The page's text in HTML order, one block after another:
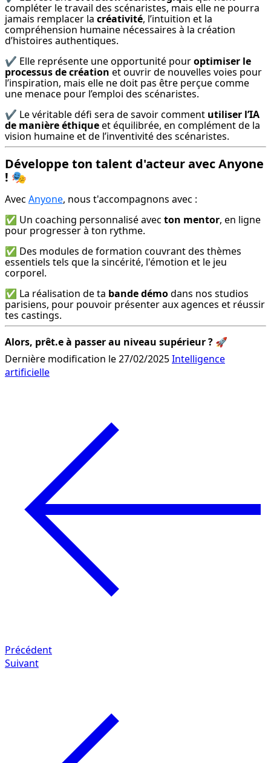
compléter le travail des scénaristes, mais elle ne pourra
jamais remplacer la créativité, l’intuition et la
compréhension humaine nécessaires à la création
d’histoires authentiques.
✔️ Elle représente une opportunité pour optimiser le
processus de création et ouvrir de nouvelles voies pour
l’inspiration, mais elle ne doit pas être perçue comme
une menace pour l’emploi des scénaristes.
✔️ Le véritable défi sera de savoir comment utiliser l’IA
de manière éthique et équilibrée, en complément de la
vision humaine et de l’inventivité des scénaristes.
Développe ton talent d'acteur avec Anyone
! 🎭
Avec Anyone, nous t'accompagnons avec :
✅ Un coaching personnalisé avec ton mentor, en ligne
pour progresser à ton rythme.
✅ Des modules de formation couvrant des thèmes
essentiels tels que la sincérité, l'émotion et le jeu
corporel.
✅ La réalisation de ta bande démo dans nos studios
parisiens, pour pouvoir présenter aux agences et réussir
tes castings.
Alors, prêt.e à passer au niveau supérieur ? 🚀
Dernière modification le 27/02/2025Intelligence
artificielle
Précédent
Suivant